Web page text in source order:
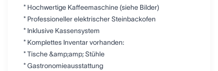
* Hochwertige Kaffeemaschine (siehe Bilder)
* Professioneller elektrischer Steinbackofen
* Inklusive Kassensystem
* Komplettes Inventar vorhanden:
* Tische &amp;amp; Stühle
* Gastronomieausstattung